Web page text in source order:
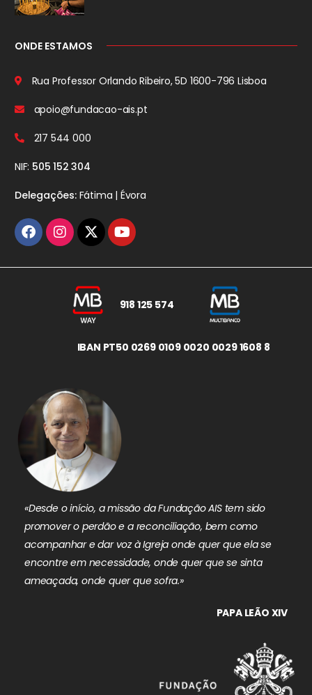
ONDE ESTAMOS
Rua Professor Orlando Ribeiro, 5D 1600-796 Lisboa
apoio@fundacao-ais.pt
217 544 000
NIF: 505 152 304
Delegações:Fátima | Évora
918 125 574
IBAN PT50 0269 0109 0020 0029 1608 8
«Desde o início, a missão da Fundação AIS tem sido
promover o perdão e a reconciliação, bem como
acompanhar e dar voz à Igreja onde quer que ela se
encontre em necessidade, onde quer que se sinta
ameaçada, onde quer que sofra.»
PAPA LEÃO XIV